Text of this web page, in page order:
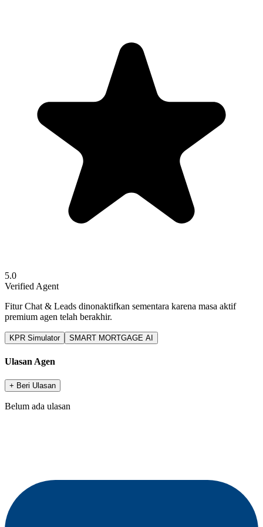
5.0
Verified Agent
Fitur Chat & Leads dinonaktifkan sementara karena masa aktif
premium agen telah berakhir.
KPR Simulator SMART MORTGAGE AI
Ulasan Agen
+ Beri Ulasan
Belum ada ulasan